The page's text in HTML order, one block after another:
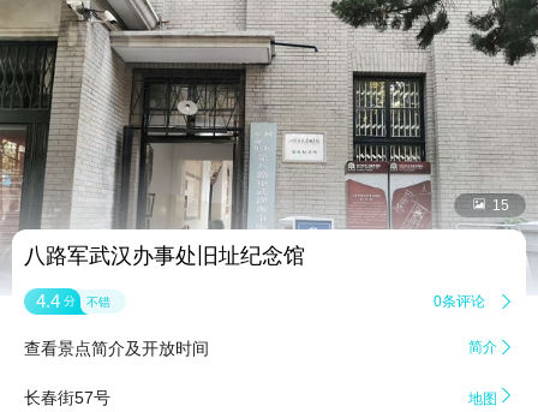
 15
八路军武汉办事处旧址纪念馆
4.4 分 不错 0条评论 
查看景点简介及开放时间 简介 
长春街57号 地图 
